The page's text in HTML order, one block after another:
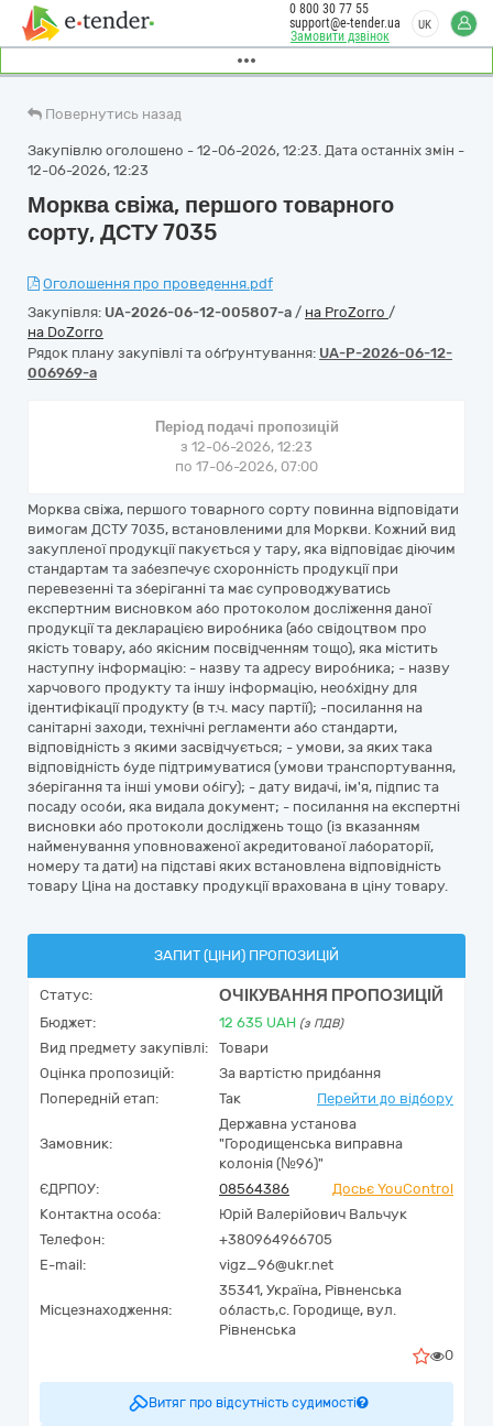
Замовити дзвінок
0 800 30 77 55
support@e-tender.ua
UK
Повернутись назад
Закупівлю оголошено - 12-06-2026, 12:23. Дата останніх змін -
12-06-2026, 12:23
Морква свіжа, першого товарного
сорту, ДСТУ 7035
Оголошення про проведення.pdf
Закупівля: UA-2026-06-12-005807-a / на ProZorro /
на DoZorro
Рядок плану закупівлі та обґрунтування: UA-P-2026-06-12-
006969-a
Період подачі пропозицій
з 12-06-2026, 12:23
по 17-06-2026, 07:00
Морква свіжа, першого товарного сорту повинна відповідати
вимогам ДСТУ 7035, встановленими для Моркви. Кожний вид
закупленої продукції пакується у тару, яка відповідає діючим
стандартам та забезпечує схоронність продукції при
перевезенні та зберіганні та має супроводжуватись
експертним висновком або протоколом досліження даної
продукції та декларацією виробника (або свідоцтвом про
якість товару, або якісним посвідченням тощо), яка містить
наступну інформацію: - назву та адресу виробника; - назву
харчового продукту та іншу інформацію, необхідну для
ідентифікації продукту (в т.ч. масу партії); -посилання на
санітарні заходи, технічні регламенти або стандарти,
відповідність з якими засвідчується; - умови, за яких така
відповідність буде підтримуватися (умови транспортування,
зберігання та інші умови обігу); - дату видачі, ім'я, підпис та
посаду особи, яка видала документ; - посилання на експертні
висновки або протоколи досліджень тощо (із вказанням
найменування уповноваженої акредитованої лабораторії,
номеру та дати) на підставі яких встановлена відповідність
товару Ціна на доставку продукції врахована в ціну товару.
ЗАПИТ (ЦІНИ) ПРОПОЗИЦІЙ
Статус: ОЧІКУВАННЯ ПРОПОЗИЦІЙ
Бюджет: 12 635 UAH (з ПДВ)
Вид предмету закупівлі:
Товари
Оцінка пропозицій:
За вартістю придбання
Попередній етап:
Так Перейти до відбору
Замовник:
Державна установа
"Городищенська виправна
колонія (№96)"
ЄДРПОУ:
08564386
Досьє YouControl
Контактна особа:
Юрій Валерійович Вальчук
Телефон:
+380964966705
E-mail:
vigz_96@ukr.net
Місцезнаходження:
35341, Україна, Рівненська
область,с. Городище, вул.
Рівненська
0
Витяг про відсутність судимості